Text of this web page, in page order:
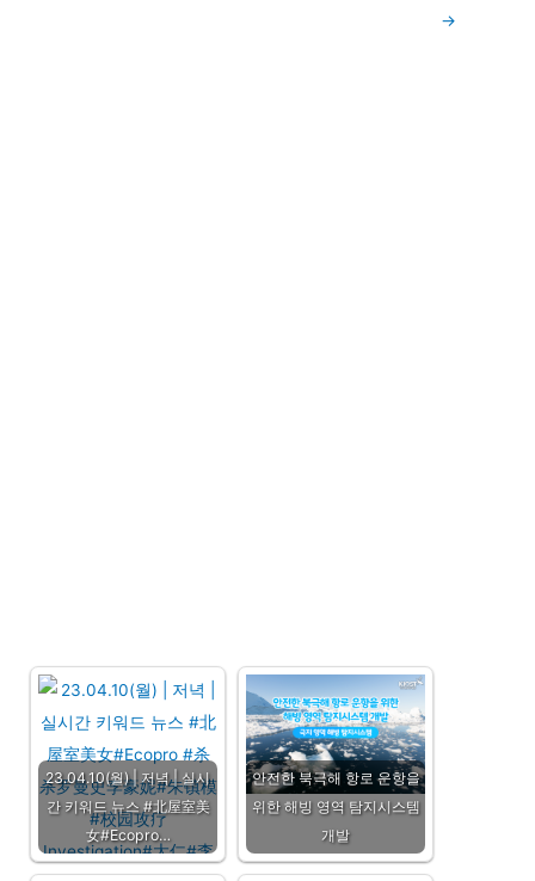
→
23.04.10(월) | 저녁 | 실시
간 키워드 뉴스 #北屋室美
女#Ecopro…
안전한 북극해 항로 운항을
위한 해빙 영역 탐지시스템
개발